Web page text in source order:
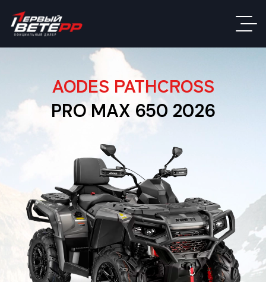
AODES PATHCROSS
PRO MAX 650 2026